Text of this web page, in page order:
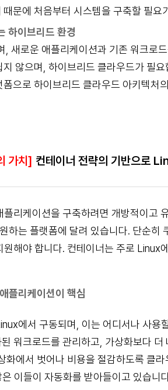
문에 처음부터 시스템을 구축할 필요
하이브리드 환경
, 새로운 애플리케이션과 기존 워크로
않으며, 하이브리드 클라우드가 필요
으로 하이브리드 클라우드 아키텍처
가치] 컨테이너 전략의 기반으로
리케이션을 구축하려면 개방적이고
하는 플랫폼에 달려 있습니다. 단순히
원해야 합니다. 컨테이너는 주로
플리케이션이 핵심
에서 구동되며, 이는 어디서나 사용
워크로드를 관리하고, 가상화보다 더
화에서 벗어나 비용을 절감하도록 클
이들이 자동화를 받아들이고 있습니